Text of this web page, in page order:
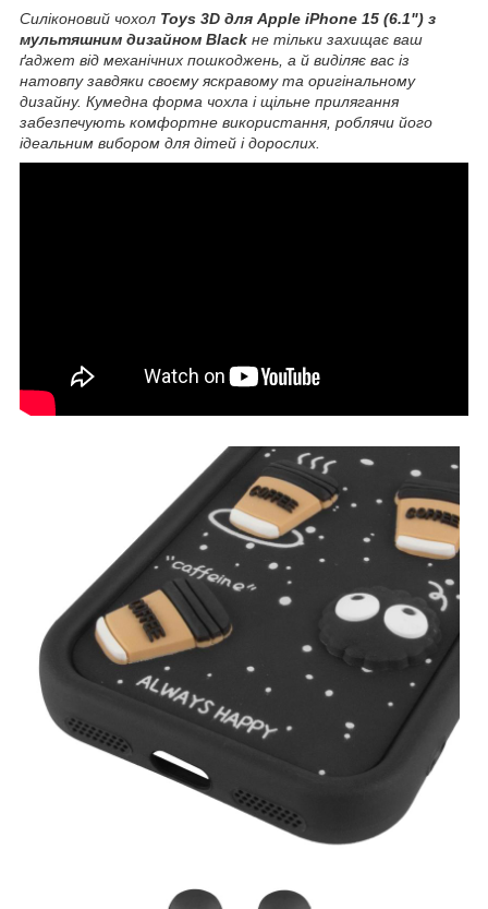
Силіконовий чохол Toys 3D для Apple iPhone 15 (6.1") з
мультяшним дизайном Black не тільки захищає ваш
ґаджет від механічних пошкоджень, а й виділяє вас із
натовпу завдяки своєму яскравому та оригінальному
дизайну. Кумедна форма чохла і щільне прилягання
забезпечують комфортне використання, роблячи його
ідеальним вибором для дітей і дорослих.